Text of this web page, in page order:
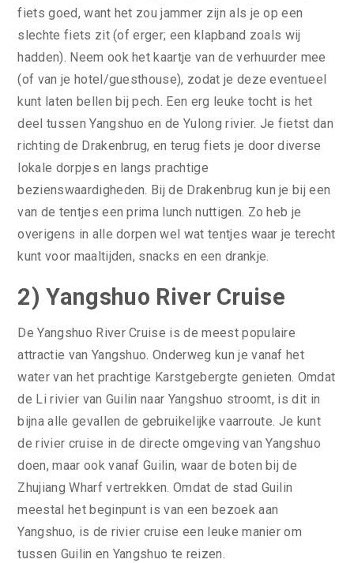
fiets goed, want het zou jammer zijn als je op een
slechte fiets zit (of erger; een klapband zoals wij
hadden). Neem ook het kaartje van de verhuurder mee
(of van je hotel/guesthouse), zodat je deze eventueel
kunt laten bellen bij pech. Een erg leuke tocht is het
deel tussen Yangshuo en de Yulong rivier. Je fietst dan
richting de Drakenbrug, en terug fiets je door diverse
lokale dorpjes en langs prachtige
bezienswaardigheden. Bij de Drakenbrug kun je bij een
van de tentjes een prima lunch nuttigen. Zo heb je
overigens in alle dorpen wel wat tentjes waar je terecht
kunt voor maaltijden, snacks en een drankje.
2) Yangshuo River Cruise
De Yangshuo River Cruise is de meest populaire
attractie van Yangshuo. Onderweg kun je vanaf het
water van het prachtige Karstgebergte genieten. Omdat
de Li rivier van Guilin naar Yangshuo stroomt, is dit in
bijna alle gevallen de gebruikelijke vaarroute. Je kunt
de rivier cruise in de directe omgeving van Yangshuo
doen, maar ook vanaf Guilin, waar de boten bij de
Zhujiang Wharf vertrekken. Omdat de stad Guilin
meestal het beginpunt is van een bezoek aan
Yangshuo, is de rivier cruise een leuke manier om
tussen Guilin en Yangshuo te reizen.